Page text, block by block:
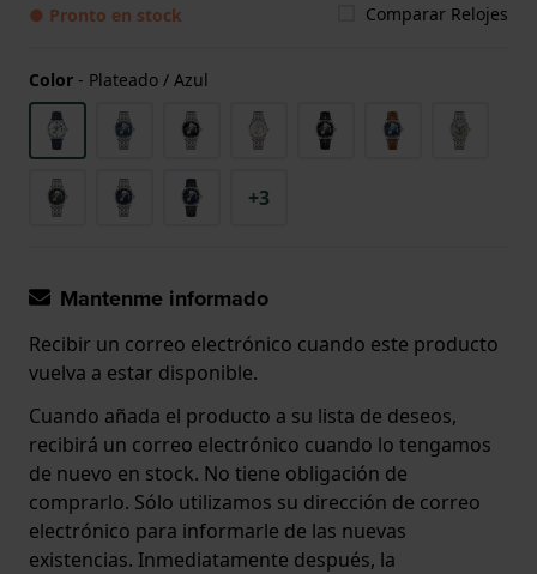
● Pronto en stock Comparar Relojes
Color - Plateado / Azul
+3
Mantenme informado
Recibir un correo electrónico cuando este producto
vuelva a estar disponible.
Cuando añada el producto a su lista de deseos,
recibirá un correo electrónico cuando lo tengamos
de nuevo en stock. No tiene obligación de
comprarlo. Sólo utilizamos su dirección de correo
electrónico para informarle de las nuevas
existencias. Inmediatamente después, la